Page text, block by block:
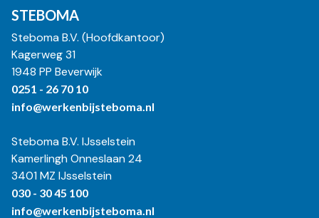
STEBOMA
Steboma B.V. (Hoofdkantoor)
Kagerweg 31
1948 PP Beverwijk
0251 - 26 70 10
info@werkenbijsteboma.nl
Steboma B.V. IJsselstein
Kamerlingh Onneslaan 24
3401 MZ IJsselstein
030 - 30 45 100
info@werkenbijsteboma.nl